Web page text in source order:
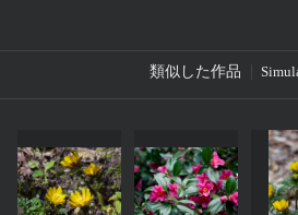
類似した作品